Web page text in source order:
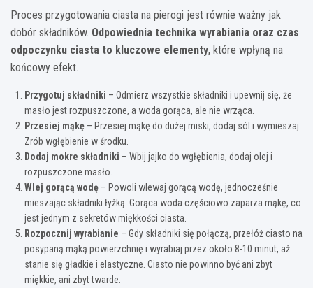
Proces przygotowania ciasta na pierogi jest równie ważny jak
dobór składników. Odpowiednia technika wyrabiania oraz czas
odpoczynku ciasta to kluczowe elementy, które wpłyną na
końcowy efekt.
Przygotuj składniki – Odmierz wszystkie składniki i upewnij się, że
masło jest rozpuszczone, a woda gorąca, ale nie wrząca.
Przesiej mąkę – Przesiej mąkę do dużej miski, dodaj sól i wymieszaj.
Zrób wgłębienie w środku.
Dodaj mokre składniki – Wbij jajko do wgłębienia, dodaj olej i
rozpuszczone masło.
Wlej gorącą wodę – Powoli wlewaj gorącą wodę, jednocześnie
mieszając składniki łyżką. Gorąca woda częściowo zaparza mąkę, co
jest jednym z sekretów miękkości ciasta.
Rozpocznij wyrabianie – Gdy składniki się połączą, przełóż ciasto na
posypaną mąką powierzchnię i wyrabiaj przez około 8-10 minut, aż
stanie się gładkie i elastyczne. Ciasto nie powinno być ani zbyt
miękkie, ani zbyt twarde.